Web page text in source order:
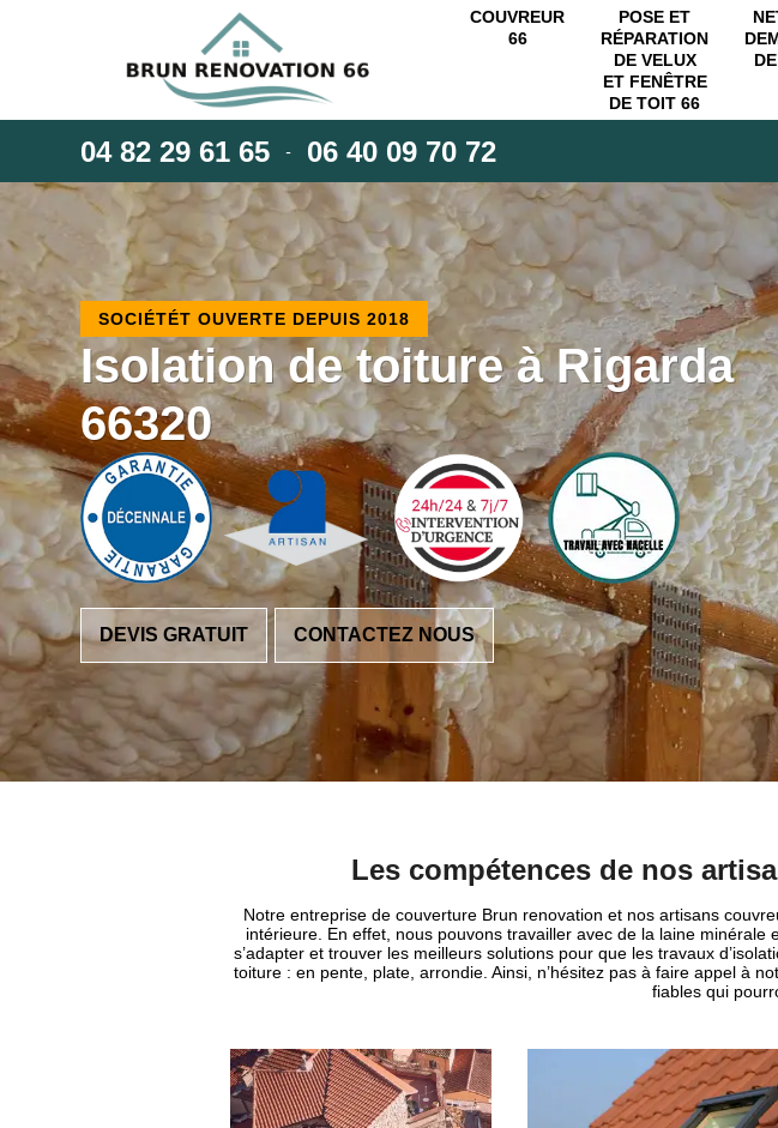
COUVREUR
66
POSE ET
RÉPARATION
DE VELUX
ET FENÊTRE
DE TOIT 66
04 82 29 61 65 - 06 40 09 70 72
SOCIÉTÉT OUVERTE DEPUIS 2018
Isolation de toiture à Rigarda
66320
DEVIS GRATUIT CONTACTEZ NOUS
Les compétences de nos
Notre entreprise de couverture Brun renovation et nos artisans
intérieure. En effet, nous pouvons travailler avec de la laine
s’adapter et trouver les meilleurs solutions pour que les travaux
toiture : en pente, plate, arrondie. Ainsi, n’hésitez pas à faire appel à
fiables qui